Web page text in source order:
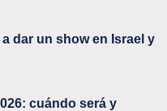
dar un show en Israel y
cuándo será y